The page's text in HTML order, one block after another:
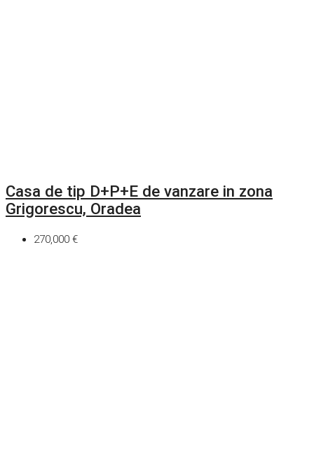
Casa de tip D+P+E de vanzare in zona
Grigorescu, Oradea
270,000 €